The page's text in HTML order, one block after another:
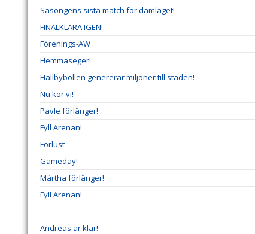
Säsongens sista match för damlaget!
FINALKLARA IGEN!
Förenings-AW
Hemmaseger!
Hallbybollen genererar miljoner till staden!
Nu kör vi!
Pavle förlänger!
Fyll Arenan!
Förlust
Gameday!
Märtha förlänger!
Fyll Arenan!
Andreas är klar!